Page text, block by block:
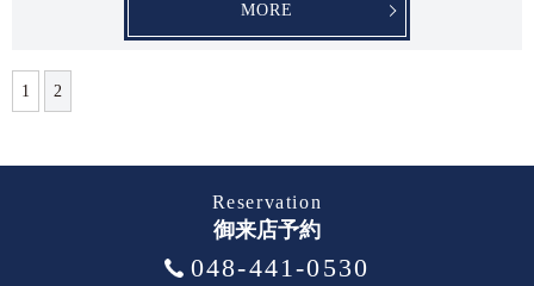
MORE
1 2
Reservation
御来店予約
048-441-0530